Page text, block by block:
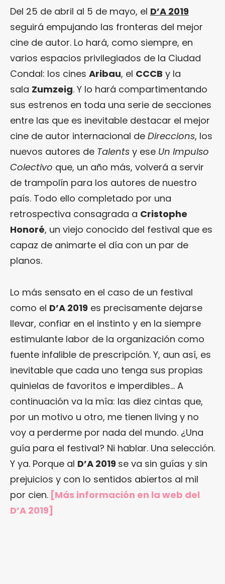
Del 25 de abril al 5 de mayo, el D’A 2019
seguirá empujando las fronteras del mejor
cine de autor. Lo hará, como siempre, en
varios espacios privilegiados de la Ciudad
Condal: los cines Aribau, el CCCB y la
sala Zumzeig. Y lo hará compartimentando
sus estrenos en toda una serie de secciones
entre las que es inevitable destacar el mejor
cine de autor internacional de Direccions, los
nuevos autores de Talents y ese Un Impulso
Colectivo que, un año más, volverá a servir
de trampolín para los autores de nuestro
país. Todo ello completado por una
retrospectiva consagrada a Cristophe
Honoré, un viejo conocido del festival que es
capaz de animarte el día con un par de
planos.
Lo más sensato en el caso de un festival
como el D’A 2019 es precisamente dejarse
llevar, confiar en el instinto y en la siempre
estimulante labor de la organización como
fuente infalible de prescripción. Y, aun así, es
inevitable que cada uno tenga sus propias
quinielas de favoritos e imperdibles… A
continuación va la mía: las diez cintas que,
por un motivo u otro, me tienen living y no
voy a perderme por nada del mundo. ¿Una
guía para el festival? Ni hablar. Una selección.
Y ya. Porque al D’A 2019 se va sin guías y sin
prejuicios y con lo sentidos abiertos al mil
por cien. [Más información en la web del
D’A 2019]